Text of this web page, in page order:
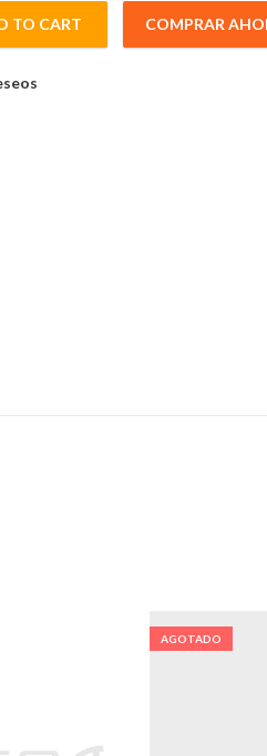
quantity
TO CART COMPRAR
AGOTADO